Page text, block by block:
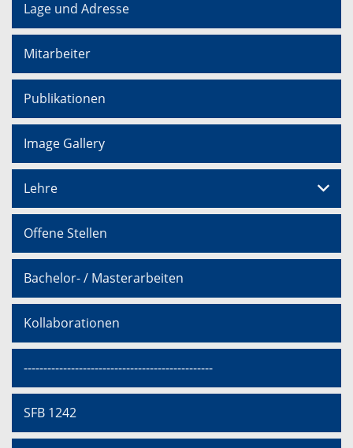
Lage und Adresse
Mitarbeiter
Publikationen
Image Gallery
Lehre
Offene Stellen
Bachelor- / Masterarbeiten
Kollaborationen
------------------------------------------------
SFB 1242